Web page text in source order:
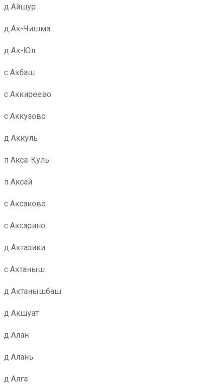
д Айшур
д Ак-Чишма
д Ак-Юл
с Акбаш
с Аккиреево
с Аккузово
д Аккуль
п Акса-Куль
п Аксай
с Аксаково
с Аксарино
д Актазики
с Актаныш
д Актанышбаш
д Акшуат
д Алан
д Алань
д Алга